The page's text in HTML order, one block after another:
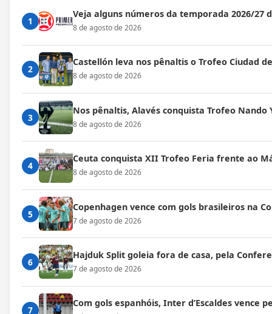
1
Veja alguns números da temporada 2026/27
8 de agosto de 2026
2
Castellón leva nos pênaltis o Trofeo Ciudad
8 de agosto de 2026
3
Nos pênaltis, Alavés conquista Trofeo Nando
8 de agosto de 2026
4
Ceuta conquista XII Trofeo Feria frente ao
8 de agosto de 2026
5
Copenhagen vence com gols brasileiros na
7 de agosto de 2026
6
Hajduk Split goleia fora de casa, pela
7 de agosto de 2026
7
Com gols espanhóis, Inter d’Escaldes vence